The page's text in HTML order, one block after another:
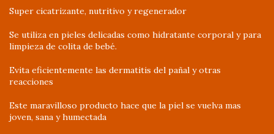
Super cicatrizante, nutritivo y regenerador
Se utiliza en pieles delicadas como hidratante corporal y para
limpieza de colita de bebé.
Evita eficientemente las dermatitis del pañal y otras
reacciones
Este maravilloso producto hace que la piel se vuelva mas
joven, sana y humectada